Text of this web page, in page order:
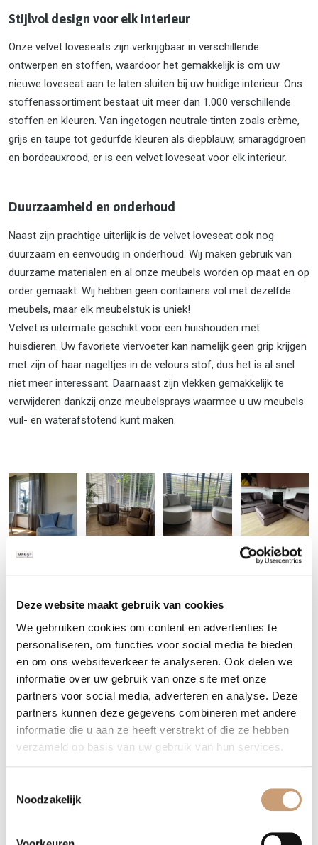
Deze website maakt gebruik van cookies
We gebruiken cookies om content en advertenties te
personaliseren, om functies voor social media te bieden
en om ons websiteverkeer te analyseren. Ook delen we
informatie over uw gebruik van onze site met onze
partners voor social media, adverteren en analyse. Deze
partners kunnen deze gegevens combineren met andere
informatie die u aan ze heeft verstrekt of die ze hebben
verzameld op basis van uw gebruik van hun services.
Noodzakelijk
Stijlvol design voor elk interieur
Onze velvet loveseats zijn verkrijgbaar in verschillende
ontwerpen en stoffen, waardoor het gemakkelijk is om uw
nieuwe loveseat aan te laten sluiten bij uw huidige interieur. Ons
stoffenassortiment bestaat uit meer dan 1.000 verschillende
stoffen en kleuren. Van ingetogen neutrale tinten zoals crème,
grijs en taupe tot gedurfde kleuren als diepblauw, smaragdgroen
en bordeauxrood, er is een velvet loveseat voor elk interieur.
Duurzaamheid en onderhoud
Naast zijn prachtige uiterlijk is de velvet loveseat ook nog
duurzaam en eenvoudig in onderhoud. Wij maken gebruik van
duurzame materialen en al onze meubels worden op maat en op
order gemaakt. Wij hebben geen containers vol met dezelfde
meubels, maar elk meubelstuk is uniek!
Velvet is uitermate geschikt voor een huishouden met
huisdieren. Uw favoriete viervoeter kan namelijk geen grip krijgen
met zijn of haar nageltjes in de velours stof, dus het is al snel
niet meer interessant. Daarnaast zijn vlekken gemakkelijk te
verwijderen dankzij onze meubelsprays waarmee u uw meubels
vuil- en waterafstotend kunt maken.
De standaard levertijd van de loveseat is 6 tot 8 weken. Bij het
plaatsen van een spoedbestelling heeft u uw loveseat al binnen
4 weken in huis.
Heeft u vragen of bent u benieuwd naar alle mogelijkheden?
Neem dan contact met ons op via het onderstaande contact
formulier of bel ons op:035 – 75 13 098